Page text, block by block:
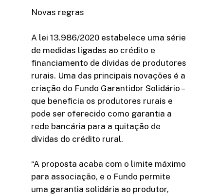
Novas regras
A lei 13.986/2020 estabelece uma série
de medidas ligadas ao crédito e
financiamento de dívidas de produtores
rurais. Uma das principais novações é a
criação do Fundo Garantidor Solidário –
que beneficia os produtores rurais e
pode ser oferecido como garantia a
rede bancária para a quitação de
dívidas do crédito rural.
“A proposta acaba com o limite máximo
para associação, e o Fundo permite
uma garantia solidária ao produtor,